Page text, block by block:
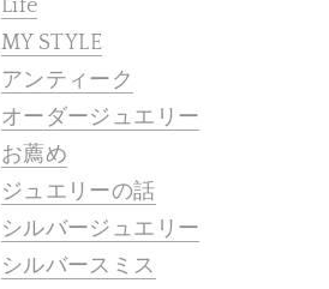
Life
MY STYLE
アンティーク
オーダージュエリー
お薦め
ジュエリーの話
シルバージュエリー
シルバースミス